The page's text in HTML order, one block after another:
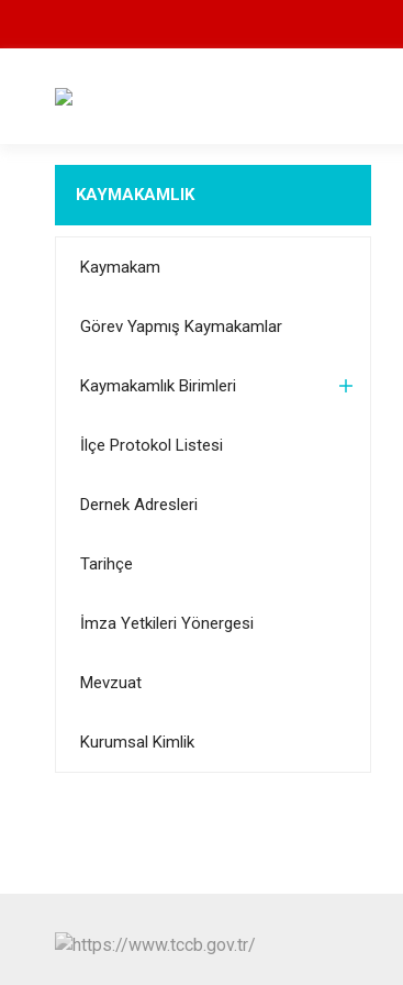
KAYMAKAMLIK
Kaymakam
Görev Yapmış Kaymakamlar
Kaymakamlık Birimleri
İlçe Protokol Listesi
Dernek Adresleri
Tarihçe
İmza Yetkileri Yönergesi
Mevzuat
Kurumsal Kimlik